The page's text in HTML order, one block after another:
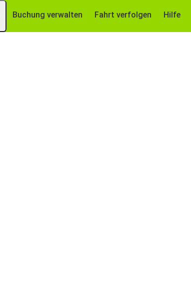
Buchung verwalten Fahrt verfolgen Hilfe